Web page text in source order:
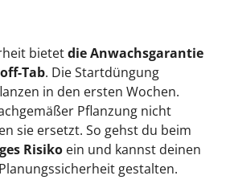
bietetdie Anwachsgarantie
Tab. Die Startdüngung
in den ersten Wochen.
Pflanzung nicht
sie ersetzt. So gehst du beim
Risiko ein und kannst deinen
gestalten.